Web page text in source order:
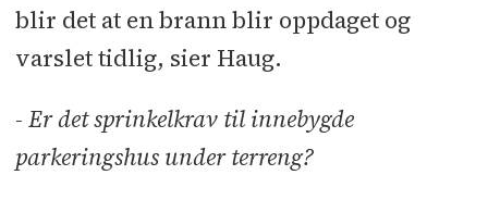
blir det at en brann blir oppdaget og
varslet tidlig, sier Haug.
- Er det sprinkelkrav til innebygde
parkeringshus under terreng?